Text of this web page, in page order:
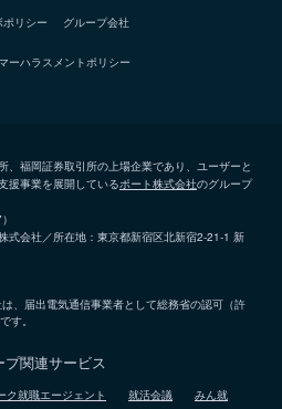
リシー グループ会社
ーハラスメントポリシー
、福岡証券取引所の上場企業であり、ユーザーと
援事業を展開しているポート株式会社のグループ
式会社／所在地：東京都新宿区北新宿2-21-1 新
、届出電気通信事業者として総務省の認可（許
す。